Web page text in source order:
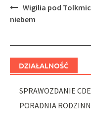
Post
navigation
Wigilia pod
niebem
DZIAŁALNOŚĆ
SPRAWOZDANIE
PORADNIA